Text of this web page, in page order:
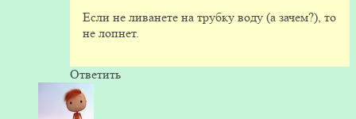
Если не ливанете на трубку воду (а зачем?), то
не лопнет.
Ответить